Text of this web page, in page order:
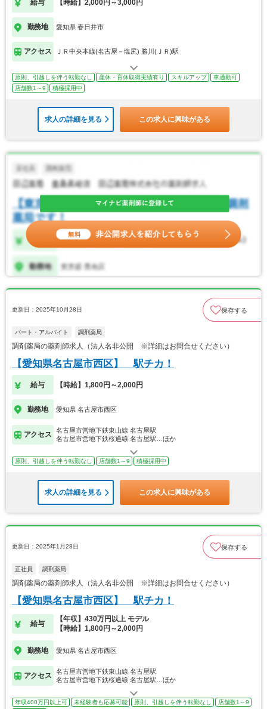
給与 【時給】2,000円～3,000円
勤務地 愛知県 春日井市
アクセス ＪＲ中央本線(名古屋－塩尻) 勝川(ＪＲ)駅
原則、引越しを伴う転勤なし 産休・育休取得実績有り スキルアップ
車通勤可
店舗数1～9
積極採用中
求人の詳細を見る この求人に興味がある
更新日：2025年10月28日 保存する
パート・アルバイト 調剤薬局
調剤薬局の薬剤師求人（法人名非公開 ※詳細はお問合せください）
【愛知県名古屋市西区】 駅チカ！
給与 【時給】1,800円～2,000円
勤務地 愛知県 名古屋市西区
アクセス
名古屋市営地下鉄東山線 名古屋駅
名古屋市営地下鉄桜通線 名古屋駅…ほか
原則、引越しを伴う転勤なし 店舗数1～9 積極採用中
求人の詳細を見る この求人に興味がある
更新日：2025年1月28日 保存する
正社員 調剤薬局
調剤薬局の薬剤師求人（法人名非公開 ※詳細はお問合せください）
【愛知県名古屋市西区】 駅チカ！
給与
【年収】430万円以上 モデル
【時給】1,800円～2,000円
勤務地 愛知県 名古屋市西区
アクセス
名古屋市営地下鉄東山線 名古屋駅
名古屋市営地下鉄桜通線 名古屋駅…ほか
年収400万円以上可 未経験者も応募可能 原則、引越しを伴う転勤なし
店舗数1～9